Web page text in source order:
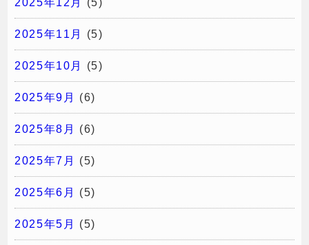
2025年12月 (5)
2025年11月 (5)
2025年10月 (5)
2025年9月 (6)
2025年8月 (6)
2025年7月 (5)
2025年6月 (5)
2025年5月 (5)